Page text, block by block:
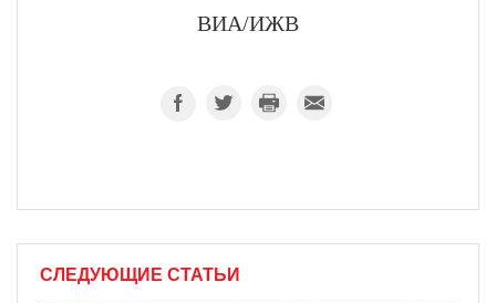
ВИА/ИЖВ
СЛЕДУЮЩИЕ СТАТЬИ